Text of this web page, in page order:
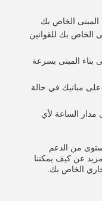
الخاص بك
الخاص بك للقوانين
بناء المبنى بسرعة
مبانيك في حالة
الساعة لأي
من الدعم
عن كيف يمكننا
الخاص بك.